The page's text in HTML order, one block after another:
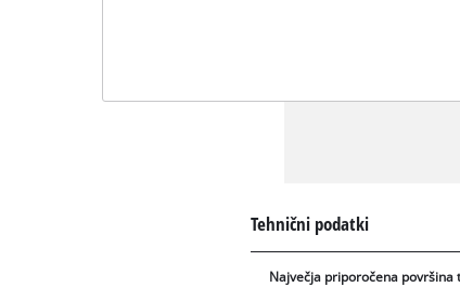
Tehnični podatki
Največja priporočena površina